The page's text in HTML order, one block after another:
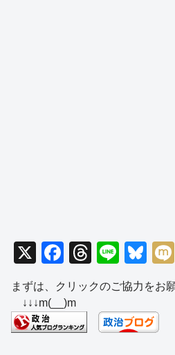
X
F
a
c
e
b
T
hr
e
a
d
Li
n
e
Bl
u
e
sk
y
まずは、クリックのご協力をお
↓↓↓m(__)m